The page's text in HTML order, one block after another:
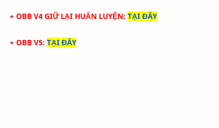
+ OBB V4 GIỮ LẠI HUẤN LUYỆN: TẠI ĐÂY
+ OBB V5: TẠI ĐÂY